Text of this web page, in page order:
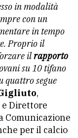
in modalità
con un
in tempo
Proprio il
ilrapporto
su 10 tifano
quattro segue
,
Direttore
Comunicazione
per il calcio